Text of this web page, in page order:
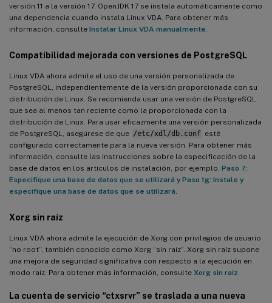
versión 11 a la versión 17. OpenJDK 17 se instala automáticamente como
una dependencia cuando instala Linux VDA. Para obtener más
información, consulte Instalar Linux VDA manualmente
Compatibilidad mejorada con versiones de PostgreSQL
Linux VDA ahora admite el uso de una versión personalizada de
PostgreSQL, independientemente de la versión proporcionada con su
distribución de Linux. Se recomienda usar una versión de PostgreSQL
que sea al menos tan reciente como la proporcionada con la
distribución de Linux. Para usar eficazmente una versión personalizada
de PostgreSQL, asegúrese de que /etc/xdl/db.conf esté
configurado correctamente para la nueva versión. Para obtener más
información, consulte las instrucciones sobre la especificación de la
base de datos en los artículos de instalación, por ejemplo, Paso 7:
Especifique una base de datos que se utilizará y Paso 1g: Instale y
especifique una base de datos que se utilizará
Xorg sin raíz
Linux VDA ahora admite la ejecución de Xorg con privilegios de usuario
“no root”, también conocido como Xorg “sin raíz”. Xorg sin raíz supone
una mejora de seguridad significativa con respecto a la ejecución en
modo raíz. Para obtener más información, consulte Xorg sin raíz
La cuenta de servicio “ctxsrvr” se traslada a una nueva